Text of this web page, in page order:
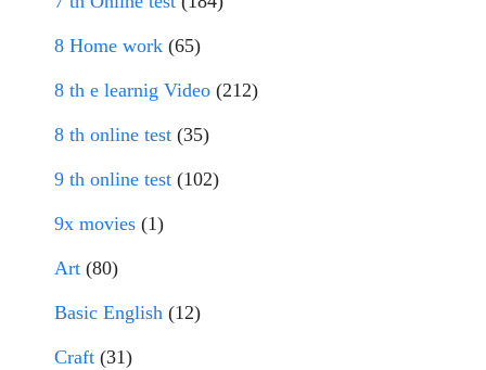
8 Home work (65)
8 th e learnig Video (212)
8 th online test (35)
9 th online test (102)
9x movies (1)
Art (80)
Basic English (12)
Craft (31)